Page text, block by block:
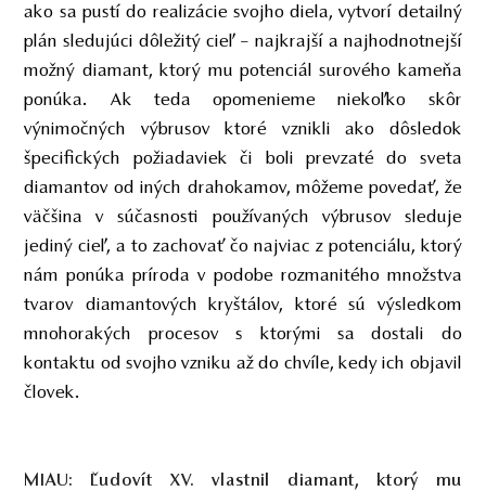
ako sa pustí do realizácie svojho diela, vytvorí detailný
plán sledujúci dôležitý cieľ – najkrajší a najhodnotnejší
možný diamant, ktorý mu potenciál surového kameňa
ponúka. Ak teda opomenieme niekoľko skôr
výnimočných výbrusov ktoré vznikli ako dôsledok
špecifických požiadaviek či boli prevzaté do sveta
diamantov od iných drahokamov, môžeme povedať, že
väčšina v súčasnosti používaných výbrusov sleduje
jediný cieľ, a to zachovať čo najviac z potenciálu, ktorý
nám ponúka príroda v podobe rozmanitého množstva
tvarov diamantových kryštálov, ktoré sú výsledkom
mnohorakých procesov s ktorými sa dostali do
kontaktu od svojho vzniku až do chvíle, kedy ich objavil
človek.
MIAU:
Ľudovít XV. vlastnil diamant, ktorý mu